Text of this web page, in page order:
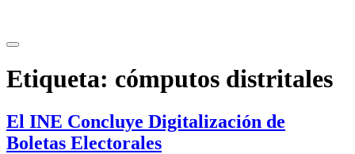
contenido
Etiqueta: cómputos distritales
El INE Concluye Digitalización de
Boletas Electorales